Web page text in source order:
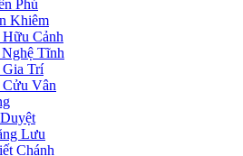
Phủ
Khiêm
Cảnh
Tĩnh
Trí
Vân
Lưu
Chánh